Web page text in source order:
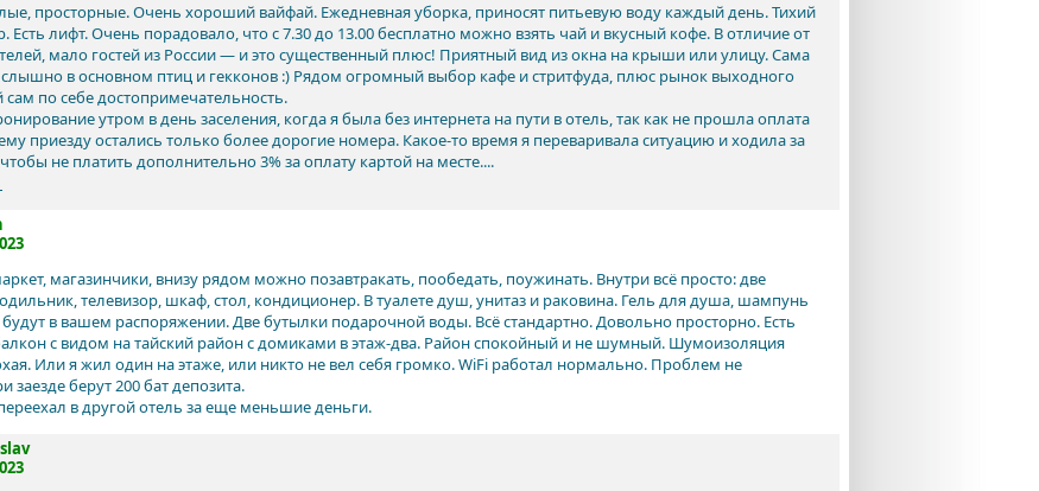
просторные. Очень хороший вайфай. Ежедневная уборка, приносят питьевую воду каждый день. Тихий
Есть лифт. Очень порадовало, что с 7.30 до 13.00 бесплатно можно взять чай и вкусный кофе. В отличие от
мало гостей из России — и это существенный плюс! Приятный вид из окна на крыши или улицу. Сама
слышно в основном птиц и гекконов :) Рядом огромный выбор кафе и стритфуда, плюс рынок выходного
по себе достопримечательность.
утром в день заселения, когда я была без интернета на пути в отель, так как не прошла оплата
приезду остались только более дорогие номера. Какое-то время я переваривала ситуацию и ходила за
не платить дополнительно 3% за оплату картой на месте....
магазинчики, внизу рядом можно позавтракать, пообедать, поужинать. Внутри всё просто: две
телевизор, шкаф, стол, кондиционер. В туалете душ, унитаз и раковина. Гель для душа, шампунь
в вашем распоряжении. Две бутылки подарочной воды. Всё стандартно. Довольно просторно. Есть
с видом на тайский район с домиками в этаж-два. Район спокойный и не шумный. Шумоизоляция
Или я жил один на этаже, или никто не вел себя громко. WiFi работал нормально. Проблем не
заезде берут 200 бат депозита.
в другой отель за еще меньшие деньги.